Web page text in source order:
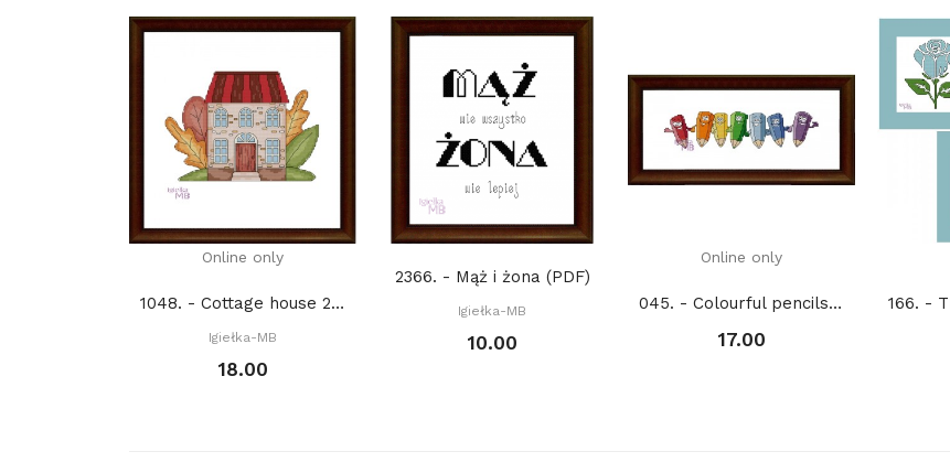
Online only
1048. - Cottage house 2. (PDF)
Igiełka-MB
18.00
2366. - Mąż i żona (PDF)
Igiełka-MB
10.00
Online only
045. - Colourful pencils (PDF)
17.00